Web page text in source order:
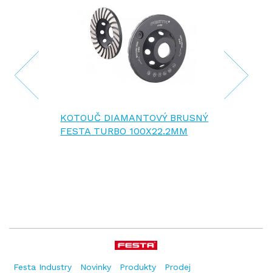
KOTOUČ DIAMANTOVÝ BRUSNÝ
FESTA TURBO 100X22.2MM
Festa Industry Novinky Produkty Prodej